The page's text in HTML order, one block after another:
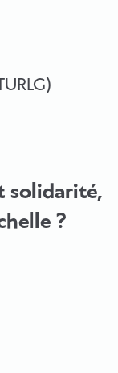
solidarité,
?